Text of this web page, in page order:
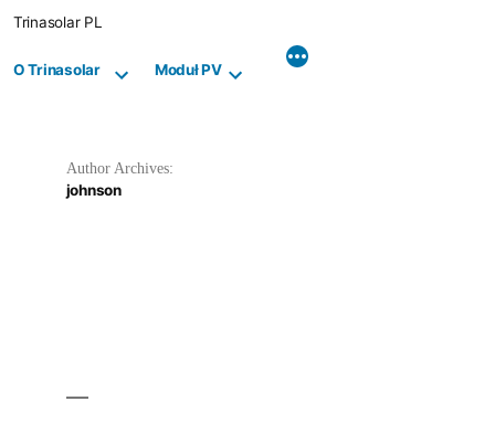
Trinasolar PL
O Trinasolar Moduł PV
Author Archives:
johnson